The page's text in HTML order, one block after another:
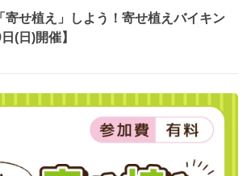
寄せ植え」しよう！寄せ植えバイキン
(日)開催】